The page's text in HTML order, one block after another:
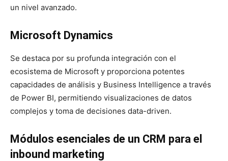
un nivel avanzado.
Microsoft Dynamics
Se destaca por su profunda integración con el
ecosistema de Microsoft y proporciona potentes
capacidades de análisis y Business Intelligence a través
de Power BI, permitiendo visualizaciones de datos
complejos y toma de decisiones data-driven.
Módulos esenciales de un CRM para el
inbound marketing